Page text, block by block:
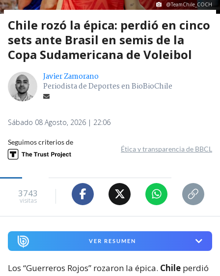
@TeamChile_COCH
Chile rozó la épica: perdió en cinco
sets ante Brasil en semis de la
Copa Sudamericana de Voleibol
Javier Zamorano
Periodista de Deportes en BioBioChile
Sábado 08 Agosto, 2026 | 22:06
Seguimos criterios de
Ética y transparencia de BBCL
3743
visitas
VER RESUMEN
Los “Guerreros Rojos” rozaron la épica. Chile perdió